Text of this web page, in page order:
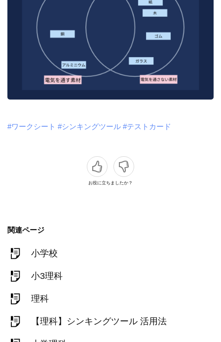
#ワークシート #シンキングツール #テストカード
お役に立ちましたか？
関連ページ
小学校
小3理科
理科
【理科】シンキングツール 活用法